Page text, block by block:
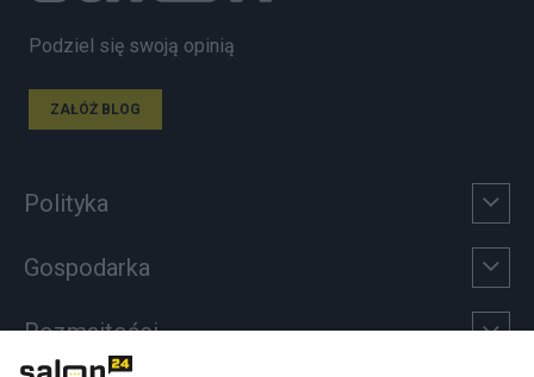
Podziel się swoją opinią
ZAŁÓŻ BLOG
Polityka
Gospodarka
Rozmaitości